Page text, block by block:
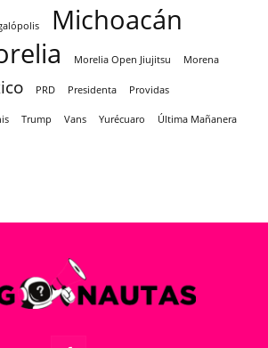
Michoacán
Morelia Open Jiujitsu Morena
PRD Presidenta Providas
Trump Vans Yurécuaro Última Mañanera